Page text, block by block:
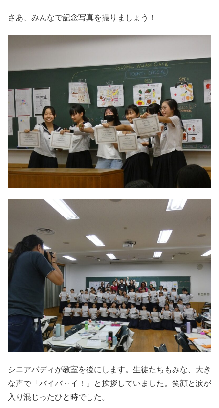
さあ、みんなで記念写真を撮りましょう！
シニアバディが教室を後にします。生徒たちもみな、大き
な声で「バイバ～イ！」と挨拶していました。笑顔と涙が
入り混じったひと時でした。